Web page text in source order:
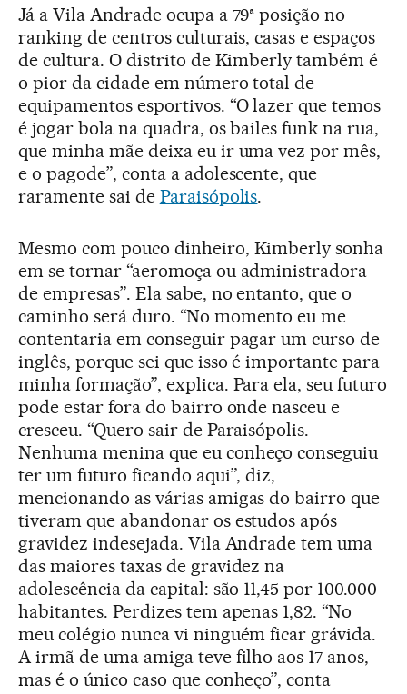
Já a Vila Andrade ocupa a 79ª posição no
ranking de centros culturais, casas e espaços
de cultura. O distrito de Kimberly também é
o pior da cidade em número total de
equipamentos esportivos. “O lazer que temos
é jogar bola na quadra, os bailes funk na rua,
que minha mãe deixa eu ir uma vez por mês,
e o pagode”, conta a adolescente, que
raramente sai de Paraisópolis.
Mesmo com pouco dinheiro, Kimberly sonha
em se tornar “aeromoça ou administradora
de empresas”. Ela sabe, no entanto, que o
caminho será duro. “No momento eu me
contentaria em conseguir pagar um curso de
inglês, porque sei que isso é importante para
minha formação”, explica. Para ela, seu futuro
pode estar fora do bairro onde nasceu e
cresceu. “Quero sair de Paraisópolis.
Nenhuma menina que eu conheço conseguiu
ter um futuro ficando aqui”, diz,
mencionando as várias amigas do bairro que
tiveram que abandonar os estudos após
gravidez indesejada. Vila Andrade tem uma
das maiores taxas de gravidez na
adolescência da capital: são 11,45 por 100.000
habitantes. Perdizes tem apenas 1,82. “No
meu colégio nunca vi ninguém ficar grávida.
A irmã de uma amiga teve filho aos 17 anos,
mas é o único caso que conheço”, conta